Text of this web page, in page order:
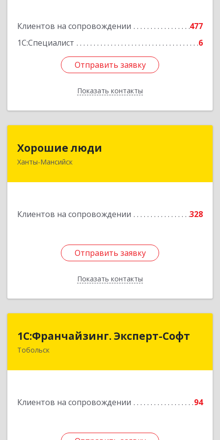
Клиентов на сопровождении
477
1С:Специалист
6
Отправить заявку
Показать контакты
Отправить заявку
Назад
Хорошие люди
Ханты-Мансийск
Клиентов на сопровождении 328
Отправить заявку
Показать контакты
628007, Ханты-Мансийский Автономный округ
Подробнее
Отправить заявку
Назад
1С:Франчайзинг. Эксперт-Софт
Тобольск
Клиентов на сопровождении 94
1С:Франчайзинг. Эксперт-Софт
626150, Тюменская обл, Тобольск г, 7-й мкр,